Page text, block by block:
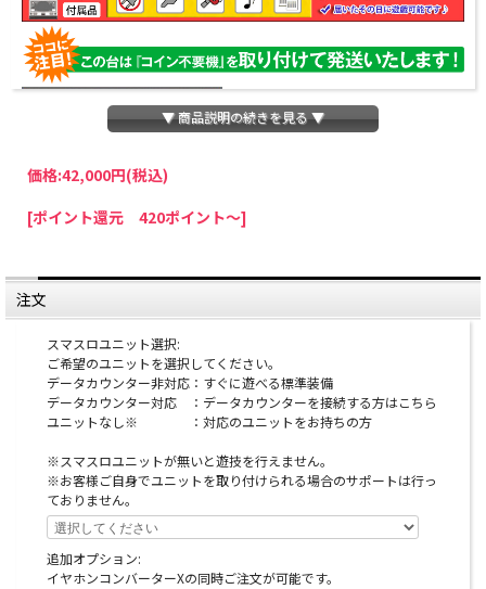
パチスロわっしょいでは、全ての台に「コイン不要機」を無料で取り付けて発送さ
せていただいております。コイン不要機をご利用になられますと、コインが必要な
ていただきましたら、ご注文価格より2000円引きいたします。
※在庫切れの台でも入荷している場合がありますので、電話かメールにてお問い合
わせ下さい。
オプションに関するご注意
※スマスロユニットとは：コイン不要機のように実機
にクレジットを入れるための装置です。
▼ 商品説明の続きを見る ▼
価格:42,000円(税込)
[ポイント還元 420ポイント～]
注文
スマスロユニット選択:
ご希望のユニットを選択してください。
データカウンター非対応：すぐに遊べる標準装備
データカウンター対応 ：データカウンターを接続する方はこちら
ユニットなし※ ：対応のユニットをお持ちの方
※スマスロユニットが無いと遊技を行えません。
※お客様ご自身でユニットを取り付けられる場合のサポートは行っ
ておりません。
追加オプション:
イヤホンコンバーターXの同時ご注文が可能です。